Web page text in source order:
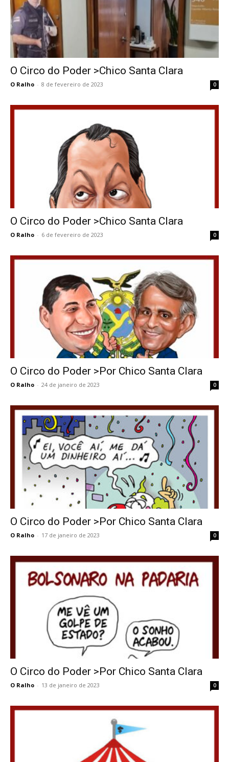
O Circo do Poder >Chico Santa Clara
O Ralho - 8 de fevereiro de 2023 0
O Circo do Poder >Chico Santa Clara
O Ralho - 6 de fevereiro de 2023 0
O Circo do Poder >Por Chico Santa Clara
O Ralho - 24 de janeiro de 2023 0
O Circo do Poder >Por Chico Santa Clara
O Ralho - 17 de janeiro de 2023 0
O Circo do Poder >Por Chico Santa Clara
O Ralho - 13 de janeiro de 2023 0